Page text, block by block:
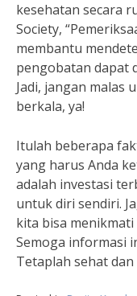
kesehatan secara
Society,
membantu
pengobatan dapat
Jadi, jangan malas
berkala, ya!
Itulah beberapa
yang harus Anda
adalah investasi
untuk diri sendiri.
kita bisa
Semoga informasi
Tetaplah sehat dan